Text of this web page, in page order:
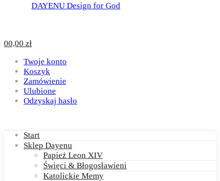
00,00 zł
Twoje konto
Koszyk
Zamówienie
Ulubione
Odzyskaj hasło
Start
Sklep Dayenu
Papież Leon XIV
Święci & Błogosławieni
Katolickie Memy